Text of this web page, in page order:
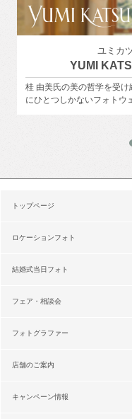
ユミカ
YUMI
桂 由美氏の美の哲学を受
にひとつしかないフォトウ
トップページ
ロケーションフォト
結婚式当日フォト
フェア・相談会
フォトグラファー
店舗のご案内
キャンペーン情報